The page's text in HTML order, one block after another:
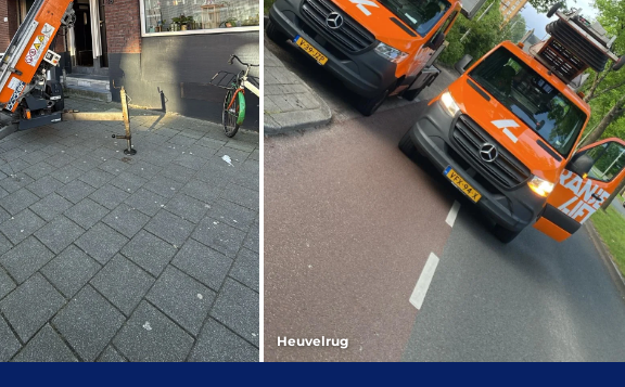
Heuvelrug